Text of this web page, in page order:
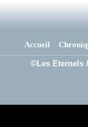
Accueil
©Les Eternels